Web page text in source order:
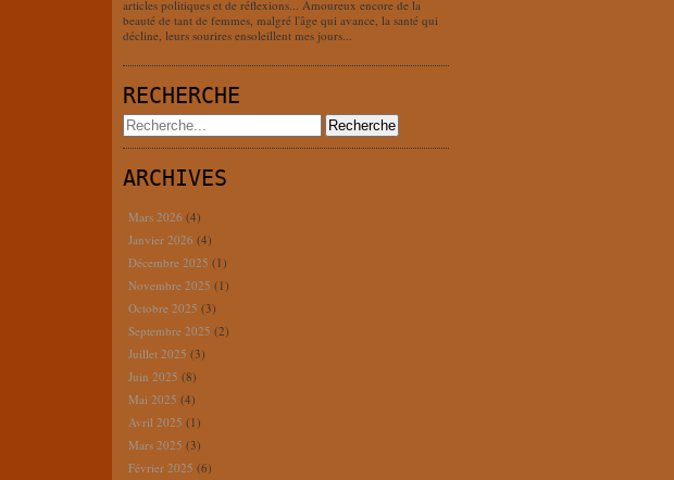
articles politiques et de réflexions... Amoureux encore de la
beauté de tant de femmes, malgré l'âge qui avance, la santé qui
décline, leurs sourires ensoleillent mes jours...
RECHERCHE
ARCHIVES
Mars 2026 (4)
Janvier 2026 (4)
Décembre 2025 (1)
Novembre 2025 (1)
Octobre 2025 (3)
Septembre 2025 (2)
Juillet 2025 (3)
Juin 2025 (8)
Mai 2025 (4)
Avril 2025 (1)
Mars 2025 (3)
Février 2025 (6)